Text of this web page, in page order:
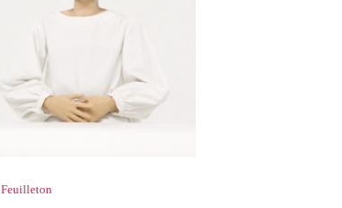
Feuilleton